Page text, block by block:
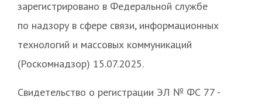
зарегистрировано в Федеральной службе
по надзору в сфере связи, информационных
технологий и массовых коммуникаций
(Роскомнадзор) 15.07.2025.
Свидетельство о регистрации ЭЛ № ФС 77 -